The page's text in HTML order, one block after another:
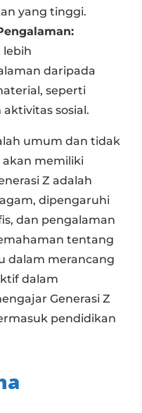
yang tinggi.
lebih
daripada
seperti
sosial.
umum dan tidak
akan memiliki
Z adalah
dipengaruhi
dan pengalaman
tentang
dalam merancang
dalam
Generasi Z
pendidikan